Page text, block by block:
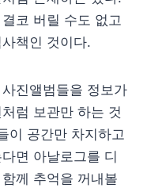
코 버릴 수도 없고
책인 것이다.
진앨범들을 정보가
럼 보관만 하는 것
이 공간만 차지하고
면 아날로그를 디
께 추억을 꺼내볼